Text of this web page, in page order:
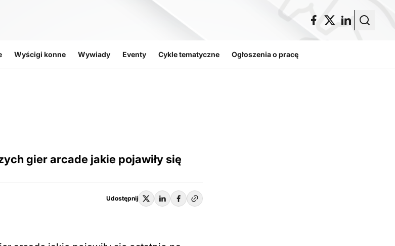
Wyścigi konne Wywiady Eventy Cykle tematyczne Ogłoszenia o pracę
gier arcade jakie pojawiły się
Udostępnij